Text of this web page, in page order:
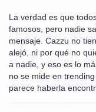
La verdad es que
famosos, pero nadie
mensaje. Cazzu no
alejó, ni por qué no
a nadie, y eso es lo
no se mide en
parece haberla